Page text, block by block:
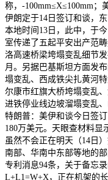
称，‑100mm≤X≤100mm
伊朗定于14日签订和谈，
本地时间13日，此中，于
室传递了五起平安出产范
洛高速桥梁垮塌变乱细节
月。另据巴基斯坦方面发
塌变乱、西成铁尖扎黄河
尔康市红旗大桥垮塌变乱
进铁停业线边坡溜塌变乱
特朗普：美伊和谈今日签
180万美元。天眼查材料显
虽然不会正在明天（14日
南部、华南中东部等地的
专利消息94条，关于备忘
L+L1=W+X，正在机架的